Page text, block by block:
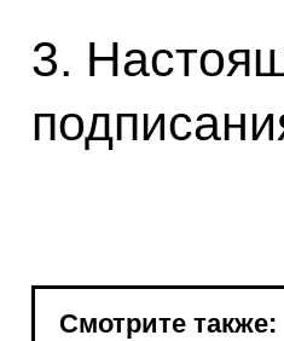
3.
Смотрите также: